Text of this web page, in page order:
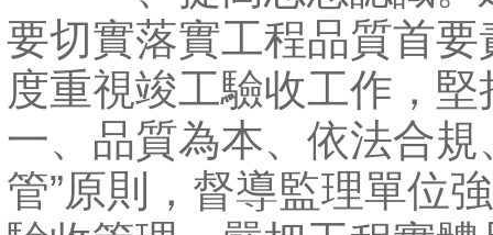
要切實落實工程品質首要
度重視竣工驗收工作，堅
一、品質為本、依法合規
管”原則，督導監理單位